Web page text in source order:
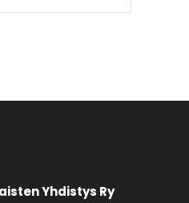
Yhdistys Ry